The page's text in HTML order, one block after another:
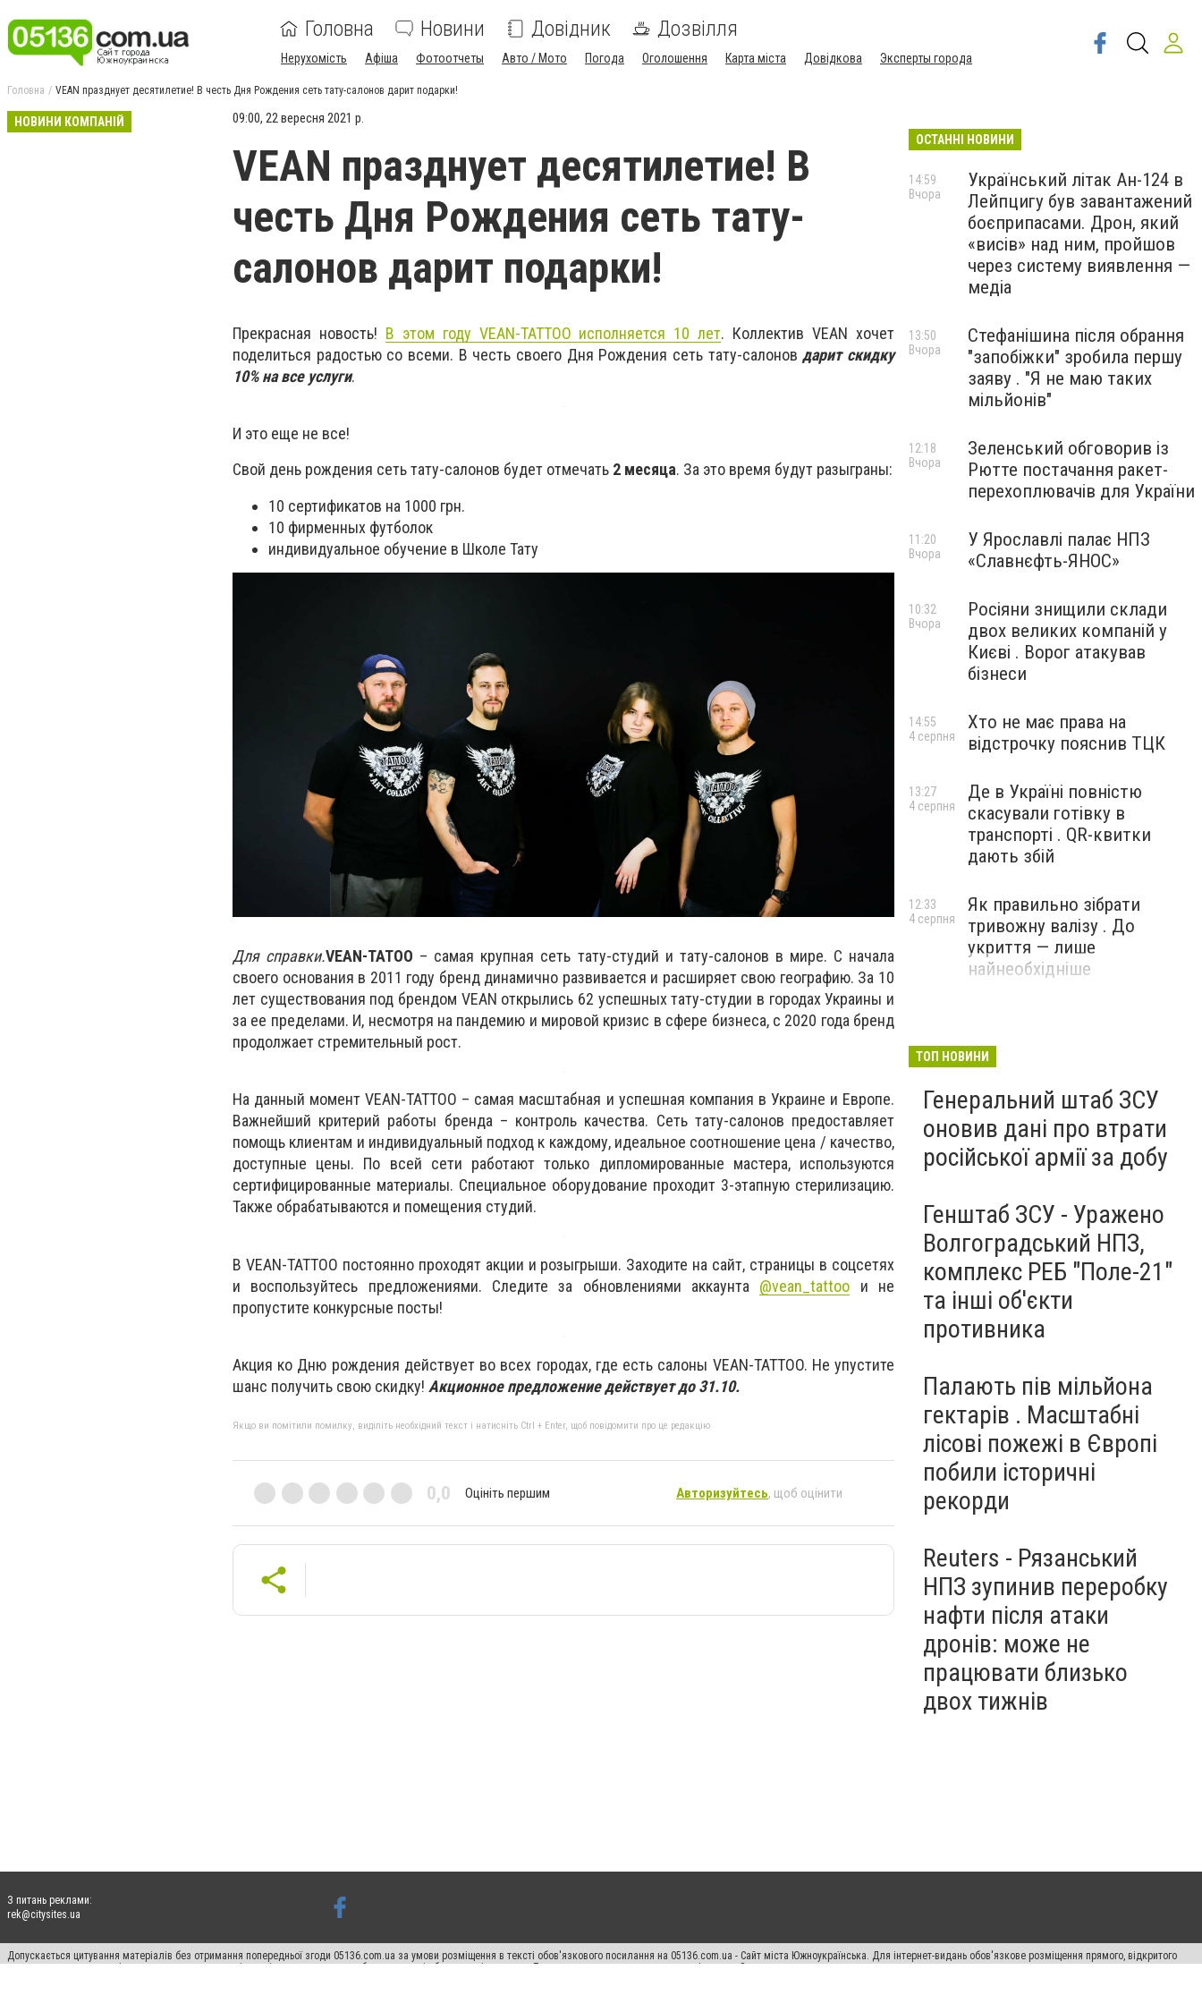
Головна Новини Довідник Дозвілля
Нерухомість Афіша Фотоотчеты Авто / Мото Погода Оголошення Карта міста Довідкова Эксперты города
Головна VEAN празднует десятилетие! В честь Дня Рождения сеть тату-салонов дарит подарки!
НОВИНИ КОМПАНІЙ 09:00, 22 вересня 2021 р.
VEAN празднует десятилетие! В
честь Дня Рождения сеть тату-
салонов дарит подарки!
Прекрасная новость! В этом году VEAN-TATTOO исполняется 10 лет. Коллектив VEAN хочет
поделиться радостью со всеми. В честь своего Дня Рождения сеть тату-салоновдарит скидку
10% на все услуги.
И это еще не все!
Свой день рождения сеть тату-салонов будет отмечать 2 месяца. За это время будут разыграны:
10 сертификатов на 1000 грн.
10 фирменных футболок
индивидуальное обучение в Школе Тату
Для справки.VEAN-TATOO – самая крупная сеть тату-студий и тату-салонов в мире. С начала
своего основания в 2011 году бренд динамично развивается и расширяет свою географию. За 10
лет существования под брендом VEAN открылись 62 успешных тату-студии в городах Украины и
за ее пределами. И, несмотря на пандемию и мировой кризис в сфере бизнеса, с 2020 года бренд
продолжает стремительный рост.
На данный момент VEAN-TATTOO – самая масштабная и успешная компания в Украине и Европе.
Важнейший критерий работы бренда – контроль качества. Сеть тату-салонов предоставляет
помощь клиентам и индивидуальный подход к каждому, идеальное соотношение цена / качество,
доступные цены. По всей сети работают только дипломированные мастера, используются
сертифицированные материалы. Специальное оборудование проходит 3-этапную стерилизацию.
Также обрабатываются и помещения студий.
В VEAN-TATTOO постоянно проходят акции и розыгрыши. Заходите на сайт, страницы в соцсетях
и воспользуйтесь предложениями. Следите за обновлениями аккаунта @vean_tattoo и не
пропустите конкурсные посты!
Акция ко Дню рождения действует во всех городах, где есть салоны VEAN-TATTOO. Не упустите
шанс получить свою скидку! Акционное предложение действует до 31.10.
Якщо ви помітили помилку, виділіть необхідний текст і натисніть Ctrl + Enter, щоб повідомити про це редакцію
0,0 Оцініть першим Авторизуйтесь, щоб оцінити
ОСТАННІ НОВИНИ
Український літак Ан-124 в
Лейпцигу був завантажений
боєприпасами. Дрон, який
«висів» над ним, пройшов
через систему виявлення —
медіа
14:59
Вчора
Стефанішина після обрання
"запобіжки" зробила першу
заяву . "Я не маю таких
мільйонів"
13:50
Вчора
Зеленський обговорив із
Рютте постачання ракет-
перехоплювачів для України
12:18
Вчора
У Ярославлі палає НПЗ
«Славнєфть-ЯНОС»
11:20
Вчора
Росіяни знищили склади
двох великих компаній у
Києві . Ворог атакував
бізнеси
10:32
Вчора
Хто не має права на
відстрочку пояснив ТЦК
14:55
4 серпня
Де в Україні повністю
скасували готівку в
транспорті . QR-квитки
дають збій
13:27
4 серпня
Як правильно зібрати
тривожну валізу . До
укриття — лише
найнеобхідніше
12:33
4 серпня
ТОП НОВИНИ
Генеральний штаб ЗСУ
оновив дані про втрати
російської армії за добу
Генштаб ЗСУ - Уражено
Волгоградський НПЗ,
комплекс РЕБ "Поле-21"
та інші об'єкти
противника
Палають пів мільйона
гектарів . Масштабні
лісові пожежі в Європі
побили історичні
рекорди
Reuters - Рязанський
НПЗ зупинив переробку
нафти після атаки
дронів: може не
працювати близько
двох тижнів
З питань реклами:
rek@citysites.ua
Допускається цитування матеріалів без отримання попередньої згоди 05136.com.ua за умови розміщення в тексті обов'язкового посилання на 05136.com.ua - Сайт міста Южноукраїнська. Для інтернет-видань обов'язкове розміщення прямого, відкритого
для пошукових систем гіперпосилання на цитовані статті не нижче другого абзацу в тексті або в якості джерела. Порушення виняткових прав переслідується Законом.